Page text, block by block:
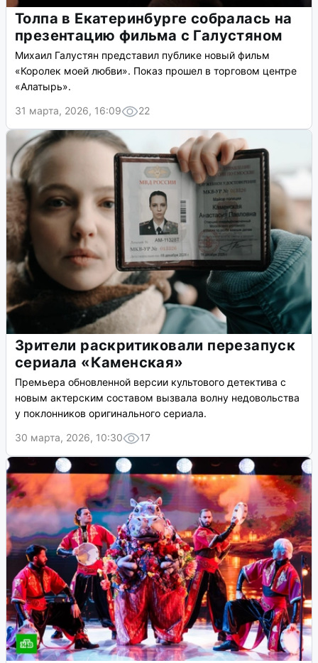
Толпа в Екатеринбурге собралась на
презентацию фильма с Галустяном
Михаил Галустян представил публике новый фильм
«Королек моей любви». Показ прошел в торговом центре
«Алатырь».
31 марта, 2026, 16:09
22
Зрители раскритиковали перезапуск
сериала «Каменская»
Премьера обновленной версии культового детектива с
новым актерским составом вызвала волну недовольства
у поклонников оригинального сериала.
30 марта, 2026, 10:30
17